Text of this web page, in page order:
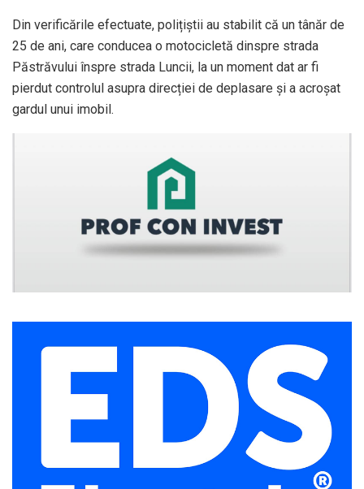
Din verificările efectuate, polițiștii au stabilit că un tânăr de
25 de ani, care conducea o motocicletă dinspre strada
Păstrăvului înspre strada Luncii, la un moment dat ar fi
pierdut controlul asupra direcției de deplasare și a acroșat
gardul unui imobil.